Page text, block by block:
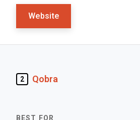
Website
2 Qobra